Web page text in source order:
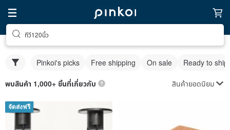
ทีวี120นิ้ว
Pinkoi's picks Free shipping On sale Ready to ship
พบสินค้า 1,000+ ชิ้นที่เกี่ยวกับ สินค้ายอดนิยม
จัดส่งฟรี